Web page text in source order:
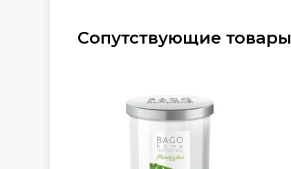
Сопутствующие товары